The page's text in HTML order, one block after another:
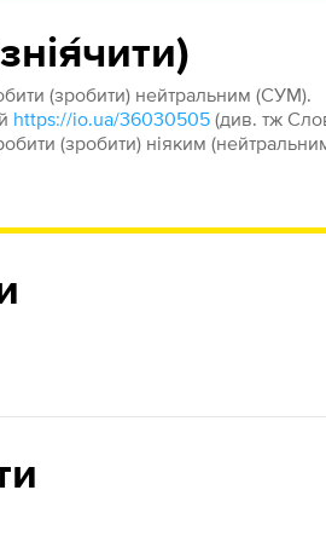
(зробити) нейтральним (СУМ).
https://io.ua/36030505 (див. тж
(зробити) ніяким